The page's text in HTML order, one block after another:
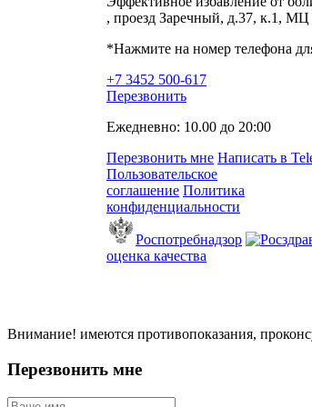
, проезд Заречный, д.37, к.1, МЦ
*Нажмите на номер телефона
+7 3452 500-617
Перезвонить
Ежедневно: 10.00 до 20:00
Перезвонить мне Написать в
Пользовательское
соглашение Политика
конфиденциальности
Роспотребнадзор
оценка качества
Внимание! имеются противопоказания,
Перезвонить мне